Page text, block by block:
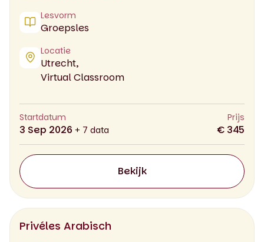
Lesvorm
Groepsles
Locatie
Utrecht,
Virtual Classroom
Startdatum
3 Sep 2026 + 7 data
Prijs
€ 345
Bekijk
Privéles Arabisch